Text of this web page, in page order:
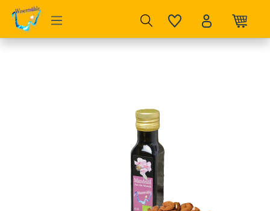
Zum Hauptinhalt springen